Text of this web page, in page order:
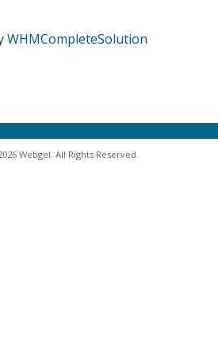
WHMCompleteSolution
Webgel. All Rights Reserved.